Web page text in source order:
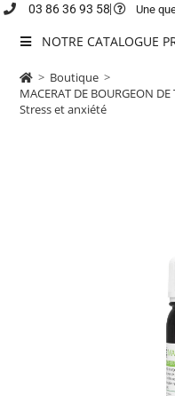
03 86 36 93 58 Une
NOTRE CATALOGUE
> Boutique >
MACERAT DE BOURGEON
Stress et anxiété